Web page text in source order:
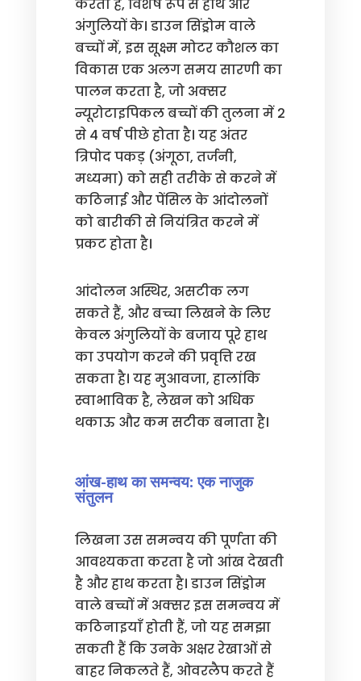
करता है, विशेष रूप से हाथ और
अंगुलियों के। डाउन सिंड्रोम वाले
बच्चों में, इस सूक्ष्म मोटर कौशल का
विकास एक अलग समय सारणी का
पालन करता है, जो अक्सर
न्यूरोटाइपिकल बच्चों की तुलना में 2
से 4 वर्ष पीछे होता है। यह अंतर
त्रिपोद पकड़ (अंगूठा, तर्जनी,
मध्यमा) को सही तरीके से करने में
कठिनाई और पेंसिल के आंदोलनों
को बारीकी से नियंत्रित करने में
प्रकट होता है।
आंदोलन अस्थिर, असटीक लग
सकते हैं, और बच्चा लिखने के लिए
केवल अंगुलियों के बजाय पूरे हाथ
का उपयोग करने की प्रवृत्ति रख
सकता है। यह मुआवजा, हालांकि
स्वाभाविक है, लेखन को अधिक
थकाऊ और कम सटीक बनाता है।
आंख-हाथ का समन्वय: एक नाजुक
संतुलन
लिखना उस समन्वय की पूर्णता की
आवश्यकता करता है जो आंख देखती
है और हाथ करता है। डाउन सिंड्रोम
वाले बच्चों में अक्सर इस समन्वय में
कठिनाइयाँ होती हैं, जो यह समझा
सकती हैं कि उनके अक्षर रेखाओं से
बाहर निकलते हैं, ओवरलैप करते हैं